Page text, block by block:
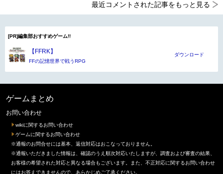
最近コメントされた記事をもっと見る
[PR]編集部おすすめゲーム!!
【FFRK】
FFの記憶世界で戦うRPG
ダウンロード
ゲームまとめ
お問い合わせ
wikiに関するお問い合わせ
ゲームに関するお問い合わせ
※通報のお問合せには基本、返信対応はおこなっておりません。
※通報いただきました情報は、確認のうえ順次対応いたしますが、調査および審査の結果、
お客様の希望された対応と異なる場合もございます。また、不正対応に関するお問い合わせ
にはお答えできませんので、あらかじめご了承ください。